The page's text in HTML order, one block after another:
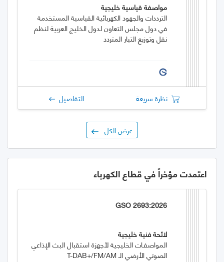
مواصفة قياسية خليجية
الترددات والجهود الكهربائية القياسية المستخدمة
في دول مجلس التعاون لدول الخليج العربية لنظم
نقل وتوزيع التيار المتردد
نظرة سريعة التفاصيل
عرض الكل
اعتمدت مؤخراً في قطاع الكهرباء
GSO 2693:2026
لائحة فنية خليجية
المواصفـات الخليجية لأجهزة استقبال البث الإذاعي
الصوتي الأرضي الـ T-DAB+/FM/AM